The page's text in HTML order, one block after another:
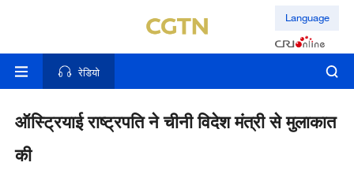
Language
रेडियो
ऑस्ट्रियाई राष्ट्रपति ने चीनी विदेश मंत्री से मुलाकात
की